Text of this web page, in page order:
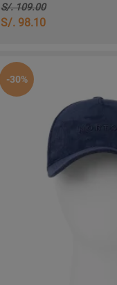
S/. 109.00
S/. 98.10
-30%